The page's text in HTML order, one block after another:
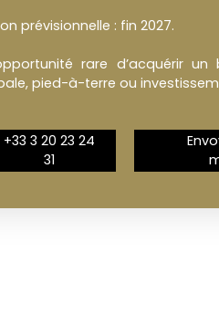
prévisionnelle : fin 2027.
rare d’acquérir un
pied-à-terre ou
+33 3 20 23 24
31